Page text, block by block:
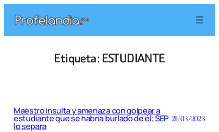
contenido
Etiqueta:ESTUDIANTE
Maestro insulta y amenaza con golpear a
estudiante que se habría burlado de él; SEP
lo separa
21/03/2023